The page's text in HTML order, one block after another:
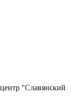
"Славянский